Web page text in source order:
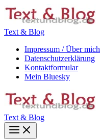
Zum
Inhalt
Text & Blog
Impressum / Über mich
Datenschutzerklärung
Kontaktformular
Mein Bluesky
Text & Blog
Main
Menu